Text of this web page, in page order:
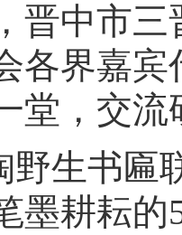
晋中市
各界嘉
堂，交
野生书
墨耕耘的